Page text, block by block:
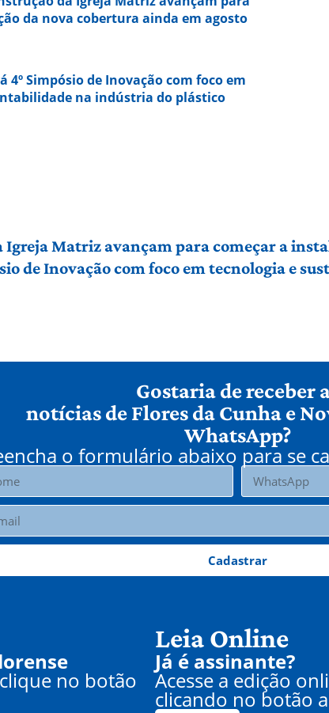
da nova cobertura ainda em agosto
4º Simpósio de Inovação com foco em
na indústria do plástico
Matriz avançam para começar a
de Inovação com foco em tecnologia e
Gostaria de receber
notícias de Flores da Cunha e
WhatsApp?
o formulário abaixo para se
Cadastrar
no botão
Leia Online
Já é assinante?
Acesse a edição
clicando no botão